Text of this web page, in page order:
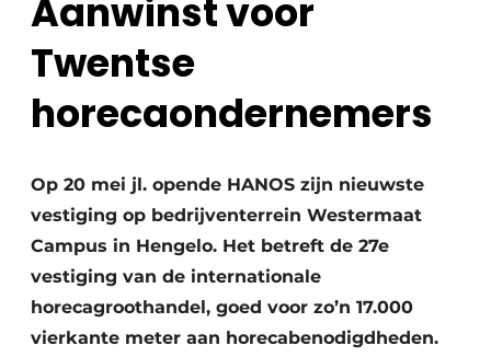
Podcasts
Privacy / Cookie statement
Vacatures
Video’s
Glas
Modulair bouwen
Aanwinst voor
Twentse
horecaondernemers
Op 20 mei jl. opende HANOS zijn nieuwste
vestiging op bedrijventerrein Westermaat
Campus in Hengelo. Het betreft de 27e
vestiging van de internationale
horecagroothandel, goed voor zo’n 17.000
vierkante meter aan horecabenodigdheden.